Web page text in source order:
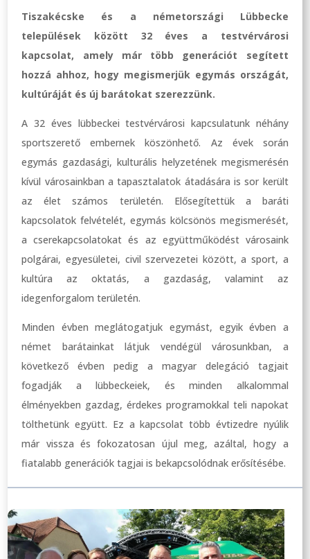
Tiszakécske és a németországi Lübbecke
települések között 32 éves a testvérvárosi
kapcsolat, amely már több generációt segített
hozzá ahhoz, hogy megismerjük egymás országát,
kultúráját és új barátokat szerezzünk.
A 32 éves lübbeckei testvérvárosi kapcsulatunk néhány
sportszerető embernek köszönhető. Az évek során
egymás gazdasági, kulturális helyzetének megismerésén
kívül városainkban a tapasztalatok átadására is sor került
az élet számos területén. Elősegítettük a baráti
kapcsolatok felvételét, egymás kölcsönös megismerését,
a cserekapcsolatokat és az együttműködést városaink
polgárai, egyesületei, civil szervezetei között, a sport, a
kultúra az oktatás, a gazdaság, valamint az
idegenforgalom területén.
Minden évben meglátogatjuk egymást, egyik évben a
német barátainkat látjuk vendégül városunkban, a
következő évben pedig a magyar delegáció tagjait
fogadják a lübbeckeiek, és minden alkalommal
élményekben gazdag, érdekes programokkal teli napokat
tölthetünk együtt. Ez a kapcsolat több évtizedre nyúlik
már vissza és fokozatosan újul meg, azáltal, hogy a
fiatalabb generációk tagjai is bekapcsolódnak erősítésébe.